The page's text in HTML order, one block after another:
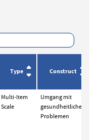
Type Construct
Multi-Item
Scale
Umgang mit
gesundheitlichen
Problemen